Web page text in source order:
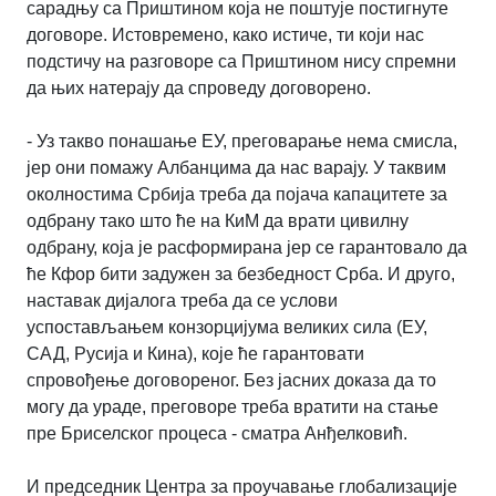
сарадњу са Приштином која не поштује постигнуте
договоре. Истовремено, како истиче, ти који нас
подстичу на разговоре са Приштином нису спремни
да њих натерају да спроведу договорено.
- Уз такво понашање ЕУ, преговарање нема смисла,
јер они помажу Албанцима да нас варају. У таквим
околностима Србија треба да појача капацитете за
одбрану тако што ће на КиМ да врати цивилну
одбрану, која је расформирана јер се гарантовало да
ће Кфор бити задужен за безбедност Срба. И друго,
наставак дијалога треба да се услови
успостављањем конзорцијума великих сила (ЕУ,
САД, Русија и Кина), које ће гарантовати
спровођење договореног. Без јасних доказа да то
могу да ураде, преговоре треба вратити на стање
пре Бриселског процеса - сматра Анђелковић.
И председник Центра за проучавање глобализације